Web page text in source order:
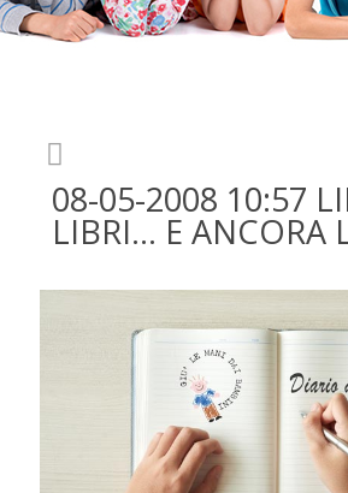
08-05-2008 10:57
LIBRI… E ANCORA